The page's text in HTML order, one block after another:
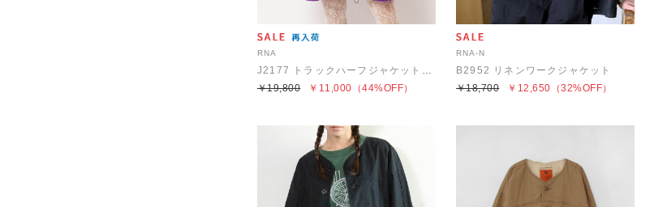
RNA
J2177 トラックハーフジャケットコート
￥11,000
￥19,800 （44%OFF）
RNA-N
B2952 リネンワークジャケット
￥12,650
￥18,700 （32%OFF）